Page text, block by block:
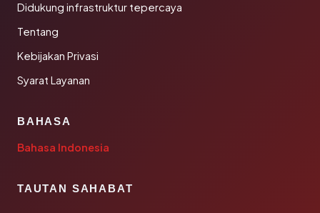
Didukung infrastruktur tepercaya
Tentang
Kebijakan Privasi
Syarat Layanan
BAHASA
Bahasa Indonesia
TAUTAN SAHABAT